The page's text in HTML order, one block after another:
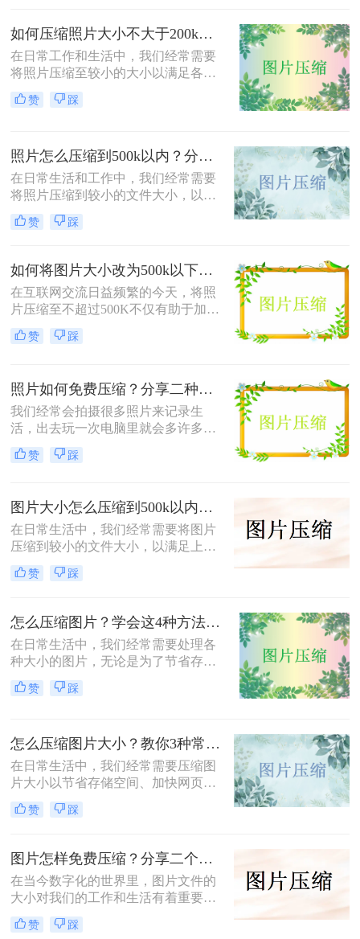
方法。
如何压缩照片大小不大于200k？教你二种高效压缩方法！
在日常工作和生活中，我们经常需要
将照片压缩至较小的大小以满足各种
上传、分享或存储的需求。那么如何
压缩照片大小不大于200k呢？本文将
赞 踩
照片怎么压缩到500k以内？分享三种实用方法！
在日常生活和工作中，我们经常需要
将照片压缩到较小的文件大小，以满
足上传、发送或存储的需求。那么照
片怎么压缩到500k以内呢？本文将介
方法。
赞 踩
如何将图片大小改为500k以下？教你2个不同平台的方法！
在互联网交流日益频繁的今天，将照
片压缩至不超过500K不仅有助于加快
网页加载速度、减少电子邮件附件体
积，还能满足许多平台对上传图片大
效的方法来帮助您轻松实现这一目
标。
赞 踩
照片如何免费压缩？分享二种高效压缩方法！
我们经常会拍摄很多照片来记录生
活，出去玩一次电脑里就会多许多旅
游照，而且不知道你们有没有储存好
看图片的习惯呢？这样下来我们电脑
软件将图片进行批量压缩，就可以缓
解电脑的内存压力，让它运行更加顺
畅。那么你们知道照片如何免费压缩
吗？相信这篇文章可以给你一点参
考。
赞 踩
图片大小怎么压缩到500k以内？分享四种常用压缩方法！
在日常生活中，我们经常需要将图片
压缩到较小的文件大小，以满足上
传、发送或存储的需求那么图片大小
怎么压缩到500k以内呢？本文将介绍
法。
赞 踩
怎么压缩图片？学会这4种方法可以轻松压缩大小!
在日常生活中，我们经常需要处理各
种大小的图片，无论是为了节省存储
空间，还是为了加快网页加载速度，
压缩图片都是一个非常实用的技能。
赞 踩
怎么压缩图片大小？教你3种常用压缩方法！
在日常生活中，我们经常需要压缩图
片大小以节省存储空间、加快网页加
载速度或方便文件传输。那么怎么压
缩图片大小呢？本文将介绍三种压缩
片压缩。
赞 踩
图片怎样免费压缩？分享二个简单易用的压缩方法！
在当今数字化的世界里，图片文件的
大小对我们的工作和生活有着重要影
响。无论是为了加速网页加载速度、
满足社交媒体平台的上传要求，还是
赞 踩